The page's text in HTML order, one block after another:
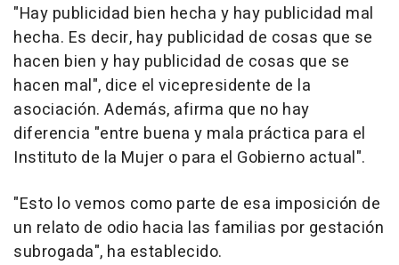
"Hay publicidad bien hecha y hay publicidad mal
hecha. Es decir, hay publicidad de cosas que se
hacen bien y hay publicidad de cosas que se
hacen mal", dice el vicepresidente de la
asociación. Además, afirma que no hay
diferencia "entre buena y mala práctica para el
Instituto de la Mujer o para el Gobierno actual".
"Esto lo vemos como parte de esa imposición de
un relato de odio hacia las familias por gestación
subrogada", ha establecido.